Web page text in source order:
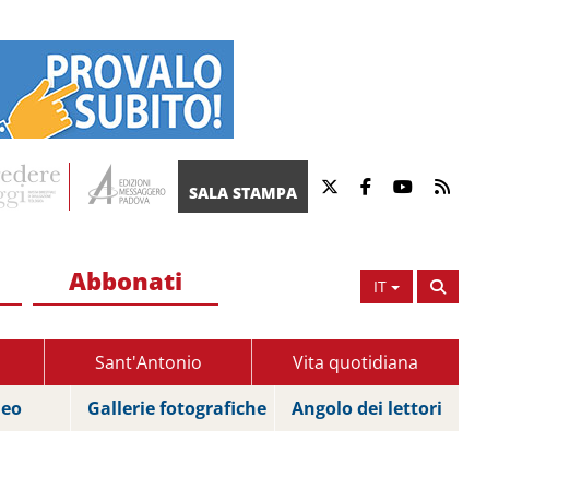
SALA STAMPA
IT
Abbonati
Sant'Antonio
Vita quotidiana
Gallerie fotografiche Angolo dei lettori